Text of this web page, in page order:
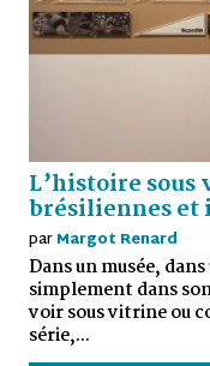
L’histoire
brésiliennes et
parMargot Renard
Dans un musée,
simplement dans
voir sous vitrine ou
série,...